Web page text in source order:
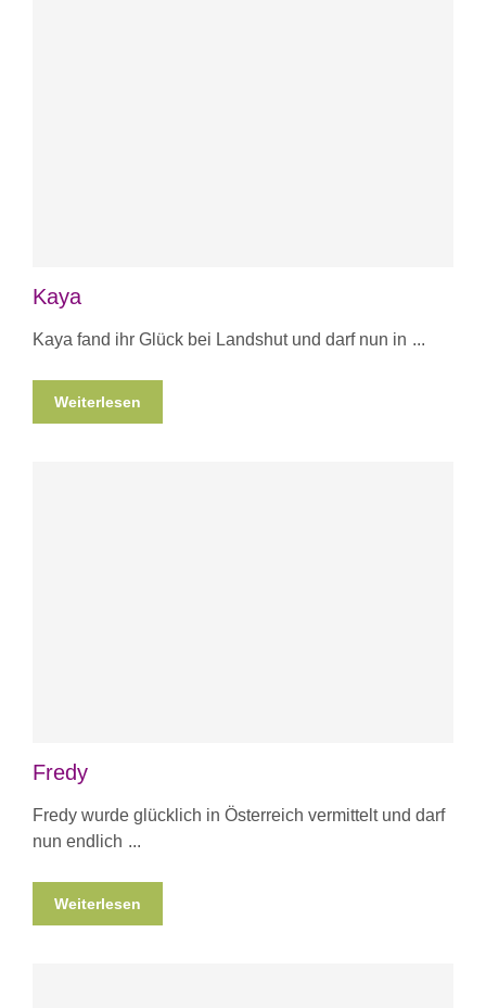
Kaya
Kaya fand ihr Glück bei Landshut und darf nun in
Weiterlesen
Fredy
Fredy wurde glücklich in Österreich vermittelt und darf
nun endlich
Weiterlesen